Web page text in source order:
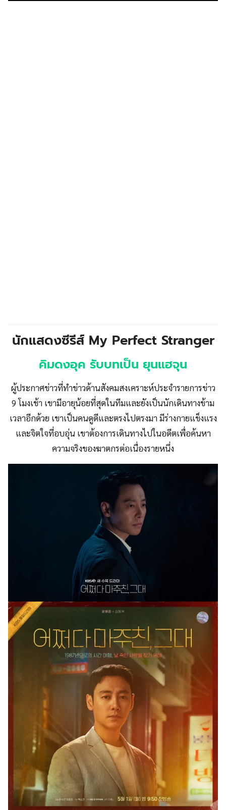
นักแสดงซีรีส์ My Perfect Stranger
คิมดงอุค รับบทเป็น ยุนแฮจุน
ผู้ประกาศข่าวที่ทำข่าวด้านสังคมสงเคราะห์ประจำรายการข่าว
9 โมงเช้า เขามีอายุน้อยที่สุดในทีมและยังเป็นนักเดินทางข้าม
เวลาอีกด้วย เขาเป็นคนดูดีและตรงไปตรงมา มีร่างกายแข็งแรง
และจิตใจที่อบอุ่น เขาต้องการเดินทางไปในอดีตเพื่อค้นหา
ความจริงของฆาตกรต่อเนื่องรายหนึ่ง